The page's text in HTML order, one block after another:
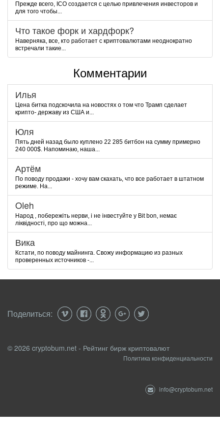
Прежде всего, ICO создается с целью привлечения инвесторов и
для того чтобы...
Что такое форк и хардфорк?
Наверняка, все, кто работает с криптовалютами неоднократно
встречали такие...
Комментарии
Илья
Цена битка подскочила на новостях о том что Трамп сделает
крипто- державу из США и...
Юля
Пять дней назад было куплено 22 285 битбон на сумму примерно
240 000$. Напоминаю, наша...
Артём
По поводу продажи - хочу вам скахать, что все работает в штатном
режиме. На...
Oleh
Народ , побережіть нерви, і не інвестуйте у Bit bon, немає
ліквідності, про що можна...
Вика
Кстати, по поводу майнинга. Свожу информацию из разных
проверенных источников -...
Поделиться:
© 2026 cryptobum.net - Рейтинг бирж криптовалют
Политика конфиденциальности
info@cryptobum.net